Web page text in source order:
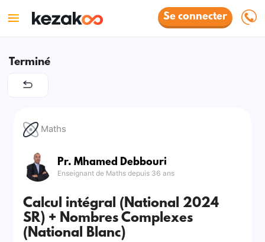
Se connecter
Terminé
Maths
Pr. Mhamed Debbouri
Enseignant de Maths depuis 36 ans
Calcul intégral (National 2024
SR) + Nombres Complexes
(National Blanc)